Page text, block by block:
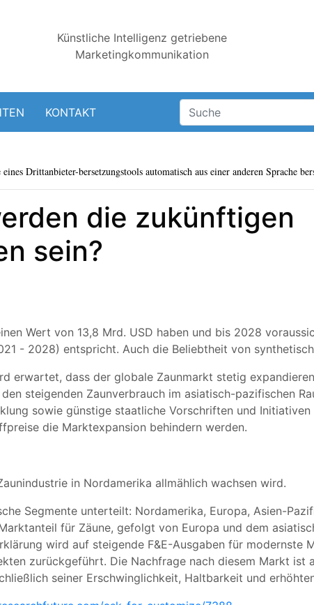
Künstliche Intelligenz getriebene
Marketingkommunikation
KONTAKT
Drittanbieter-bersetzungstools automatisch aus einer anderen Sprache
die zukünftigen
sein?
Wert von 13,8 Mrd. USD haben und bis 2028
- 2028) entspricht. Auch die Beliebtheit von
erwartet, dass der globale Zaunmarkt stetig
steigenden Zaunverbrauch im asiatisch-pazifischen
sowie günstige staatliche Vorschriften und
die Marktexpansion behindern werden.
in Nordamerika allmählich wachsen wird.
Segmente unterteilt: Nordamerika, Europa, Asien-
für Zäune, gefolgt von Europa und dem
wird auf steigende F&E-Ausgaben für modernste
zurückgeführt. Die Nachfrage nach diesem Markt ist
seiner Erschwinglichkeit, Haltbarkeit und